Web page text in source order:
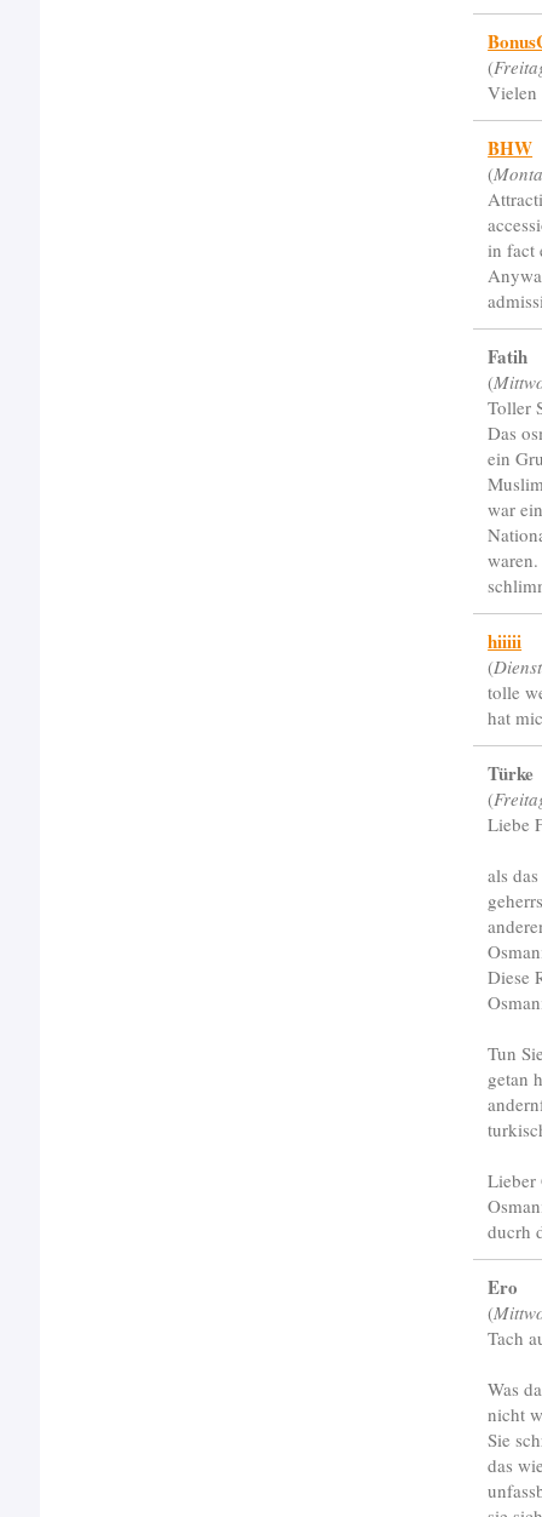
(
Vielen
BHW
(
in fact
Fatih
(
Toller
Das
ein
war
hiiiii
(
tolle
hat
Türke
(
Liebe
als
Diese
Tun
getan
Lieber
ducrh
Ero
(
Tach
Was
nicht
Sie
das